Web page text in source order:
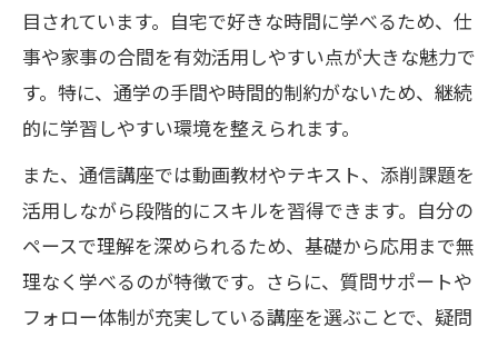
目されています。自宅で好きな時間に学べるため、仕
事や家事の合間を有効活用しやすい点が大きな魅力で
す。特に、通学の手間や時間的制約がないため、継続
的に学習しやすい環境を整えられます。
また、通信講座では動画教材やテキスト、添削課題を
活用しながら段階的にスキルを習得できます。自分の
ペースで理解を深められるため、基礎から応用まで無
理なく学べるのが特徴です。さらに、質問サポートや
フォロー体制が充実している講座を選ぶことで、疑問